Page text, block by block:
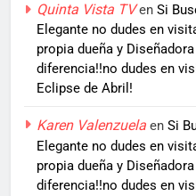
Quinta Vista TVen Si
Elegante no dudes en
propia dueña y
diferencia!!no dudes en
Eclipse de Abril!
Karen Valenzuela en Si
Elegante no dudes en
propia dueña y
diferencia!!no dudes en